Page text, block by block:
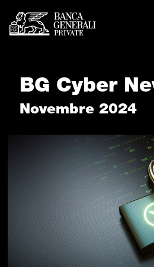
Vai al contenuto principale
BG Cyber
Novembre 2024